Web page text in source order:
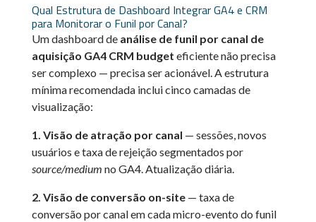
Qual Estrutura de Dashboard Integrar GA4 e CRM
para Monitorar o Funil por Canal?
Um dashboard de análise de funil por canal de
aquisição GA4 CRM budget eficiente não precisa
ser complexo — precisa ser acionável. A estrutura
mínima recomendada inclui cinco camadas de
visualização:
1. Visão de atração por canal — sessões, novos
usuários e taxa de rejeição segmentados por
source/medium no GA4. Atualização diária.
2. Visão de conversão on-site— taxa de
conversão por canal em cada micro-evento do funil